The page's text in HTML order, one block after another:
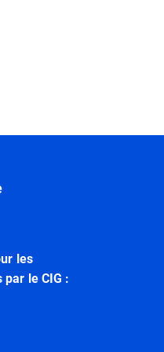
les
le CIG :